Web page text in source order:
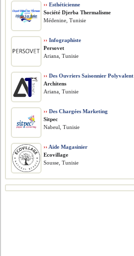
›› Esthéticienne
Société Djerba Thermalisme
Médenine, Tunisie
›› Infographiste
Persovet
Ariana, Tunisie
›› Des Ouvriers Saisonnier Polyvalent
Architens
Ariana, Tunisie
›› Des Chargées Marketing
Sitpec
Nabeul, Tunisie
›› Aide Magasinier
Ecovillage
Sousse, Tunisie